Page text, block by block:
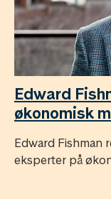
Edward
økonomisk
Edward Fishman
eksperter på